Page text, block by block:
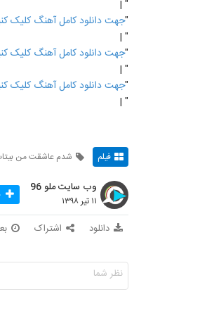
" |
"جهت دانلود کامل آهنگ کلیک
" |
"جهت دانلود کامل آهنگ کلیک
" |
"جهت دانلود کامل آهنگ کلیک
" |
فیلم شدم عاشقت من بیتاب
وب سایت ملو 96
۱۱ تیر ۱۳۹۸
دانلود اشتراک